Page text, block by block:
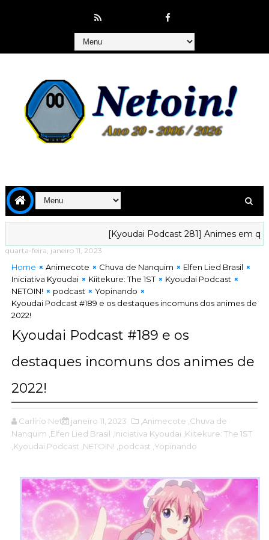
[Kyoudai Podcast 281] Animes em que
quarta-feira, janeiro 11, 2023
Home Animecote Chuva de Nanquim
Elfen Lied Brasil
Iniciativa Kyoudai
Kiitekure: The 1ST
Kyoudai Podcast
NETOIN!
podcast
Yopinando
Kyoudai Podcast #189 e os destaques incomuns dos animes de
2022!
Kyoudai Podcast #189 e os
destaques incomuns dos animes de
2022!
Carlírio Neto janeiro 11, 2023 ,Animecote ,Chuva de
Nanquim ,Elfen Lied Brasil ,Iniciativa Kyoudai ,Kiitekure: The 1ST
,Kyoudai Podcast ,NETOIN! ,podcast ,Yopinando